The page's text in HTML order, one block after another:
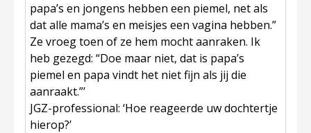
papa’s en jongens hebben een piemel, net als
dat alle mama’s en meisjes een vagina hebben.”
Ze vroeg toen of ze hem mocht aanraken. Ik
heb gezegd: “Doe maar niet, dat is papa’s
piemel en papa vindt het niet fijn als jij die
aanraakt.”’
JGZ-professional: ‘Hoe reageerde uw dochtertje
hierop?’